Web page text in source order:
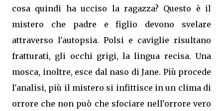
cosa quindi ha ucciso la ragazza? Questo è il
mistero che padre e figlio devono svelare
attraverso l'autopsia. Polsi e caviglie risultano
fratturati, gli occhi grigi, la lingua recisa. Una
mosca, inoltre, esce dal naso di Jane. Più procede
l'analisi, più il mistero si infittisce in un clima di
orrore che non può che sfociare nell'orrore vero